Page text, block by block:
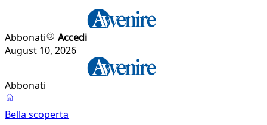
Abbonati
Accedi
August 10, 2026
Abbonati
Bella scoperta